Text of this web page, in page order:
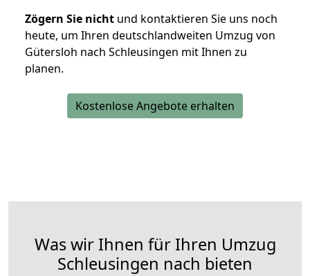
Zögern Sie nicht und kontaktieren Sie uns noch
heute, um Ihren deutschlandweiten Umzug von
Gütersloh nach Schleusingen mit Ihnen zu
planen.
Kostenlose Angebote erhalten
Was wir Ihnen für Ihren Umzug
Schleusingen nach bieten